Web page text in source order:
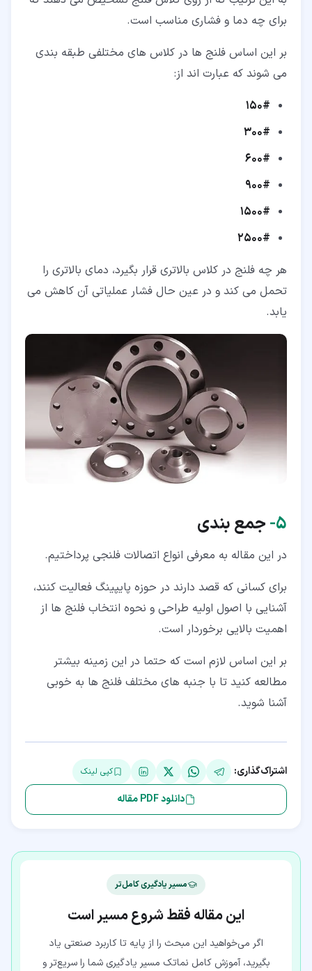
برای چه دما و فشاری مناسب است.
بر این اساس فلنج ها در کلاس های مختلفی طبقه بندی
می شوند که عبارت اند از:
150#
300#
600#
900#
1500#
2500#
هر چه فلنج در کلاس بالاتری قرار بگیرد، دمای بالاتری را
تحمل می کند و در عین حال فشار عملیاتی آن کاهش می
یابد.
۵‏- جمع بندی
در این مقاله به معرفی انواع اتصالات فلنجی پرداختیم.
برای کسانی که قصد دارند در حوزه پایپینگ فعالیت کنند،
آشنایی با اصول اولیه طراحی و نحوه انتخاب فلنج ها از
اهمیت بالایی برخوردار است.
بر این اساس لازم است که حتما در این زمینه بیشتر
مطالعه کنید تا با جنبه های مختلف فلنج ها به خوبی
آشنا شوید.
اشتراک‌گذاری: کپی لینک
دانلود PDF مقاله
مسیر یادگیری کامل‌تر
این مقاله فقط شروع مسیر است
اگر می‌خواهید این مبحث را از پایه تا کاربرد صنعتی یاد
بگیرید، آموزش کامل نماتک مسیر یادگیری شما را سریع‌تر و